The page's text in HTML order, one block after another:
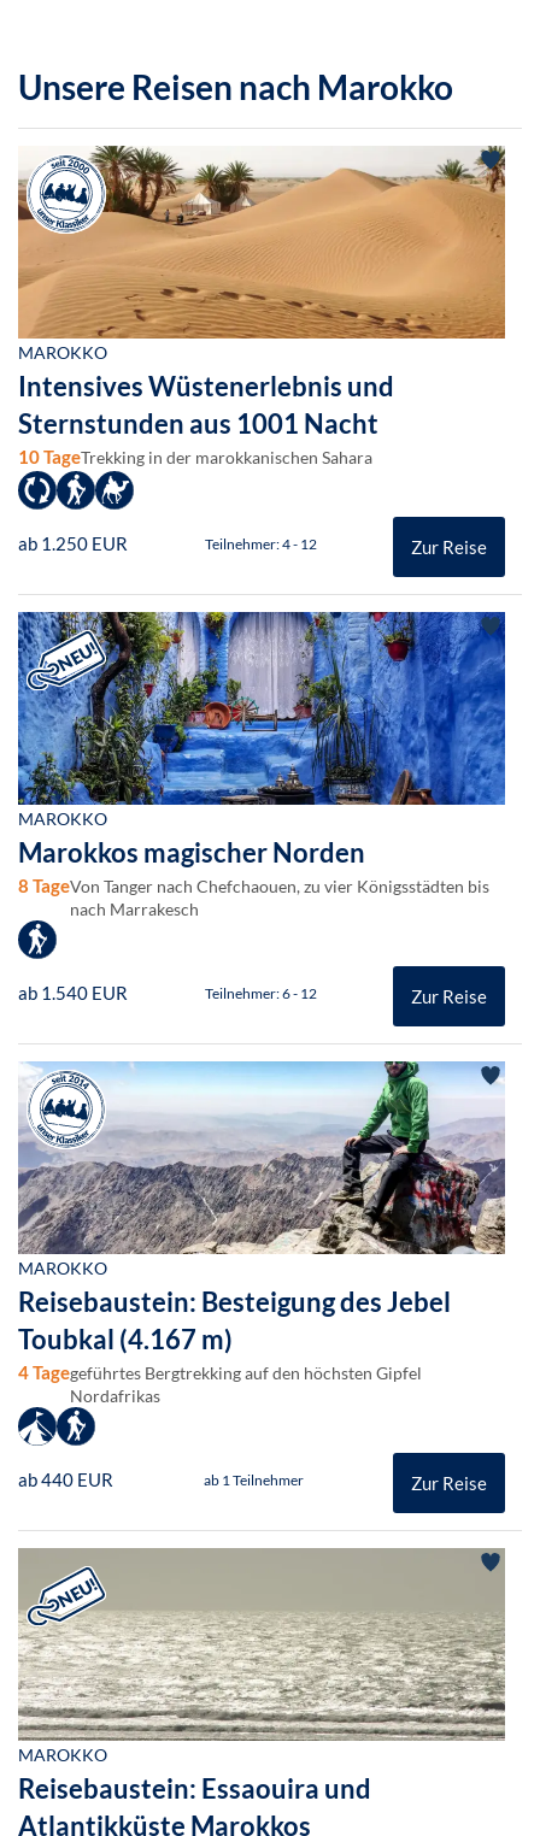
Unsere Reisen nach Marokko
MAROKKO
Intensives Wüstenerlebnis und
Sternstunden aus 1001 Nacht
10 TageTrekking in der marokkanischen Sahara
ab 1.250 EUR Teilnehmer: 4 - 12 Zur Reise
MAROKKO
Marokkos magischer Norden
8 TageVon Tanger nach Chefchaouen, zu vier Königsstädten bis
nach Marrakesch
ab 1.540 EUR Teilnehmer: 6 - 12 Zur Reise
MAROKKO
Reisebaustein: Besteigung des Jebel
Toubkal (4.167 m)
4 Tagegeführtes Bergtrekking auf den höchsten Gipfel
Nordafrikas
ab 440 EUR ab 1 Teilnehmer Zur Reise
MAROKKO
Reisebaustein: Essaouira und
Atlantikküste Marokkos